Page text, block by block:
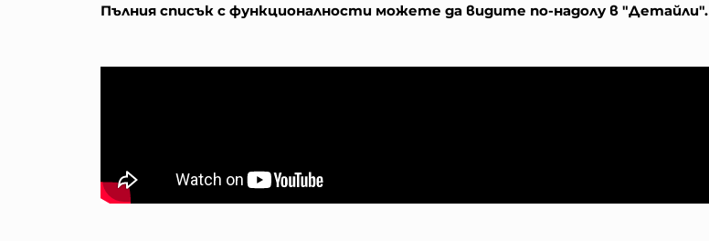
Пълния списък с функционалности можете да видите по-надолу в "Детайли".